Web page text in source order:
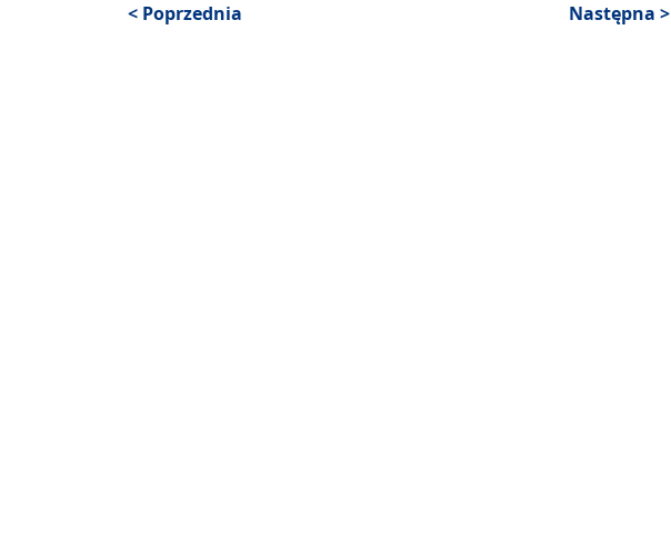
< Poprzednia Następna >